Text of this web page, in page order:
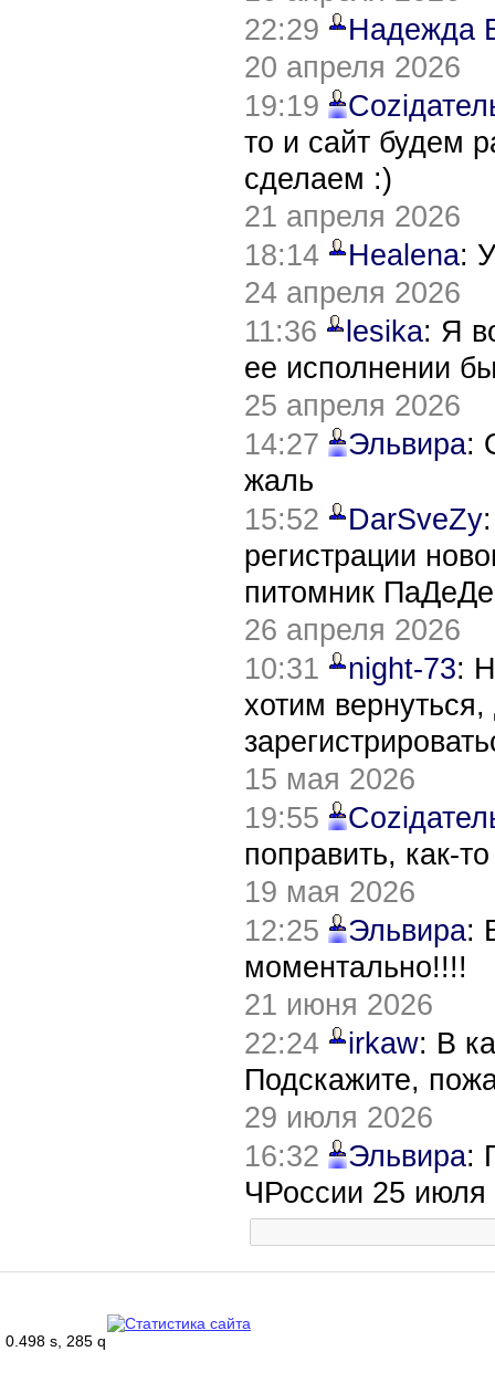
22:29
Надежда
20 апреля 2026
19:19
то и сайт будем
сделаем :)
21 апреля 2026
18:14
Healena:
24 апреля 2026
11:36
lesika: Я
ее исполнении
25 апреля 2026
14:27
Эльвира:
жаль
15:52
DarSveZy
регистрации
питомник
26 апреля 2026
10:31
night-73:
хотим
15 мая 2026
19:55
поправить, как-
19 мая 2026
12:25
Эльвира:
моментально!!!!
21 июня 2026
22:24
irkaw: В
Подскажите,
29 июля 2026
16:32
Эльвира:
ЧРоссии 25 июля
0.498 s, 285 q